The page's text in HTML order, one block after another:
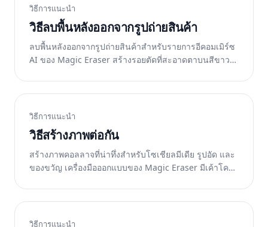
วิธีการแนะนำ
วิธีลบพื้นหลังออกจากรูปถ่ายสินค้า
ลบพื้นหลังออกจากรูปถ่ายสินค้าสำหรับรายการอีคอมเมิร์ซ
AI ของ Magic Eraser สร้างรอยตัดที่สะอาดตาบนสีขาว
วิธีการแนะนำ
วิธีสร้างภาพต่อกัน
สร้างภาพคอลลาจที่น่าทึ่งสำหรับโซเชียลมีเดีย รูปอัด และ
ของขวัญ เครื่องมือออกแบบของ Magic Eraser มีเค้าโครง
วิธีการแนะนำ